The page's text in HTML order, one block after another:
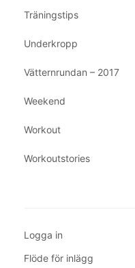
Träningstips
Underkropp
Vätternrundan – 2017
Weekend
Workout
Workoutstories
Logga in
Flöde för inlägg